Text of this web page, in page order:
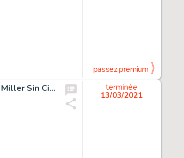
passez premium
Sin City: Family Values Splash Planche 61 (Dark Horse, 1997). Frank Miller Sin City: Family Values Original Art Splash Page 61 (Dark Horse, 1997).
terminée
13/03/2021